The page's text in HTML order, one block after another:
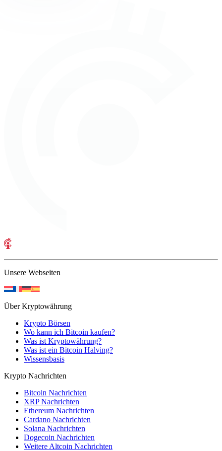
Unsere Webseiten
Über Kryptowährung
Krypto Börsen
Wo kann ich Bitcoin kaufen?
Was ist Kryptowährung?
Was ist ein Bitcoin Halving?
Wissensbasis
Krypto Nachrichten
Bitcoin Nachrichten
XRP Nachrichten
Ethereum Nachrichten
Cardano Nachrichten
Solana Nachrichten
Dogecoin Nachrichten
Weitere Altcoin Nachrichten